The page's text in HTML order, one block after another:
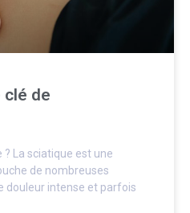
clé de
? La sciatique est une
de nombreuses
douleur intense et parfois